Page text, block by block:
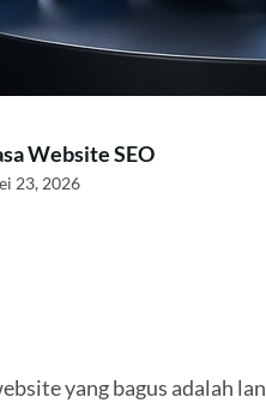
Website SEO
23, 2026
yang bagus adalah